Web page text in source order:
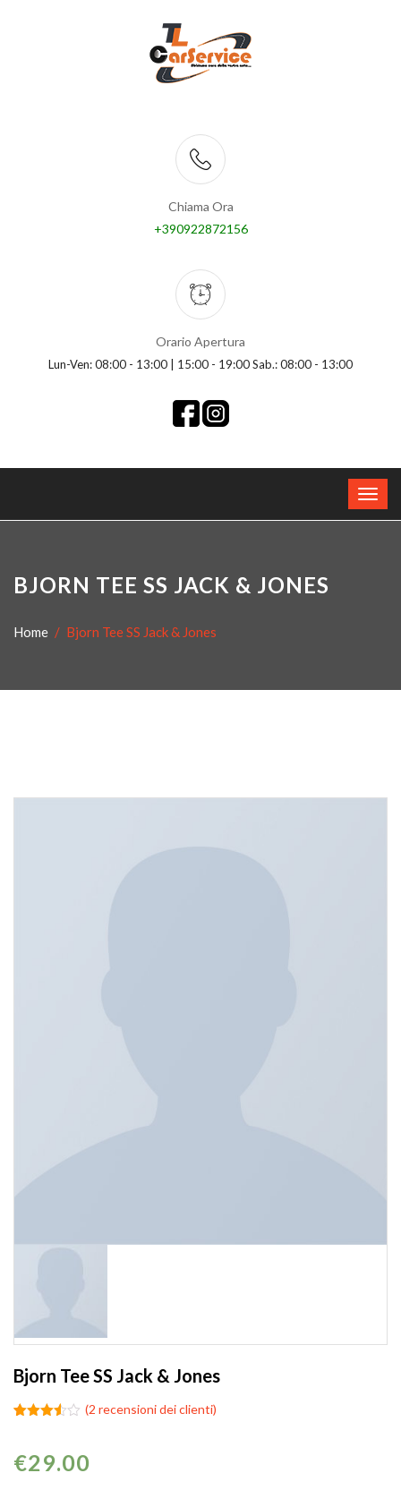
Chiama Ora
+390922872156
Orario Apertura
Lun-Ven: 08:00 - 13:00 | 15:00 - 19:00 Sab.: 08:00 - 13:00
BJORN TEE SS JACK & JONES
Home Bjorn Tee SS Jack & Jones
Bjorn Tee SS Jack & Jones
su 5
su
(2 recensioni dei clienti)
€29.00